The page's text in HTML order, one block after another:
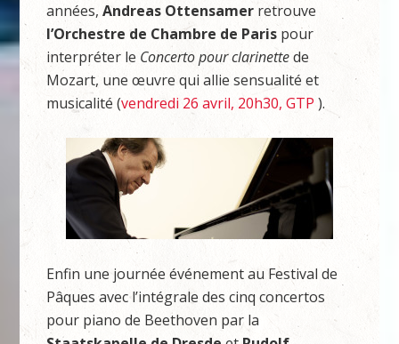
années,Andreas Ottensamer retrouve
l’Orchestre de Chambre de Paris pour
interpréter le Concerto pour clarinettede
Mozart, une œuvre qui allie sensualité et
musicalité (vendredi 26 avril, 20h30, GTP ).
Enfin une journée événement au Festival de
Pâques avec l’intégrale des cinq concertos
pour piano de Beethoven par la